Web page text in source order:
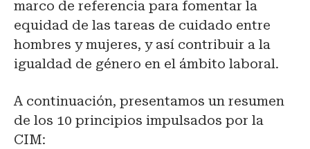
marco de referencia para fomentar la
equidad de las tareas de cuidado entre
hombres y mujeres, y así contribuir a la
igualdad de género en el ámbito laboral.
A continuación, presentamos un resumen
de los 10 principios impulsados por la
CIM: